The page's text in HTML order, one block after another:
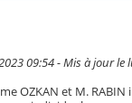
09:54 - Mis à jour
OZKAN et M.